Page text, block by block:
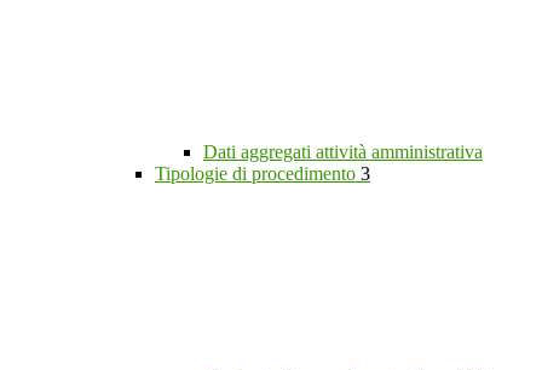
Dati aggregati attività amministrativa
Tipologie di procedimento 3